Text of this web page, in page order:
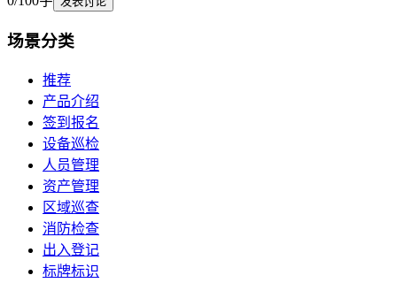
场景分类
推荐
产品介绍
签到报名
设备巡检
人员管理
资产管理
区域巡查
消防检查
出入登记
标牌标识